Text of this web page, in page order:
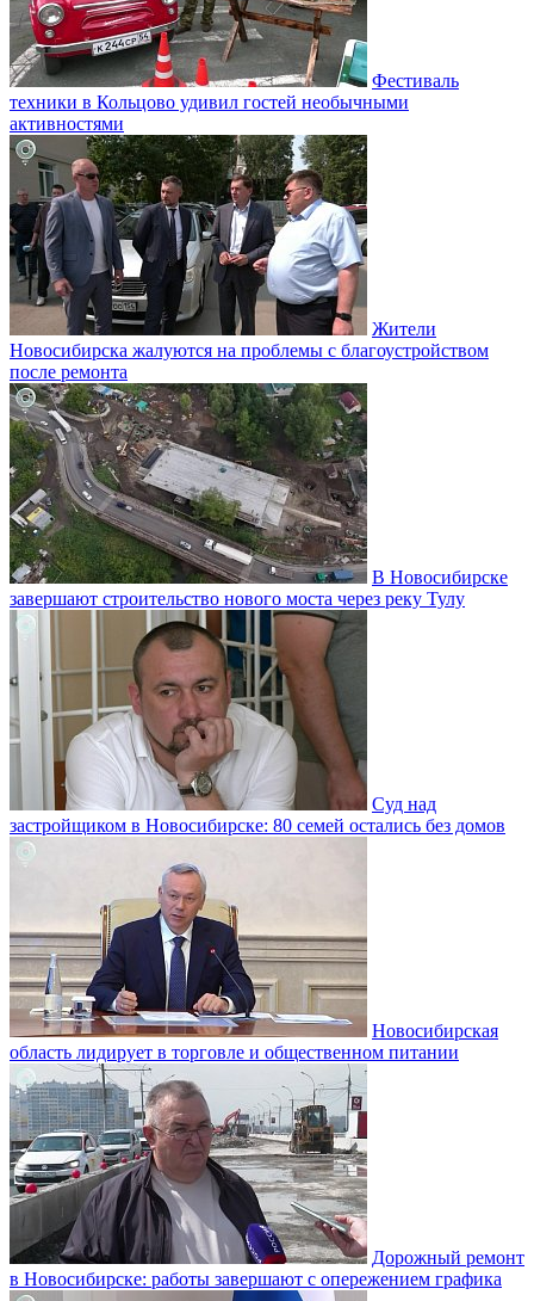
Фестиваль
техники в Кольцово удивил гостей необычными
активностями
Жители
Новосибирска жалуются на проблемы с благоустройством
после ремонта
В Новосибирске
завершают строительство нового моста через реку Тулу
Суд над
застройщиком в Новосибирске: 80 семей остались без домов
Новосибирская
область лидирует в торговле и общественном питании
Дорожный ремонт
в Новосибирске: работы завершают с опережением графика